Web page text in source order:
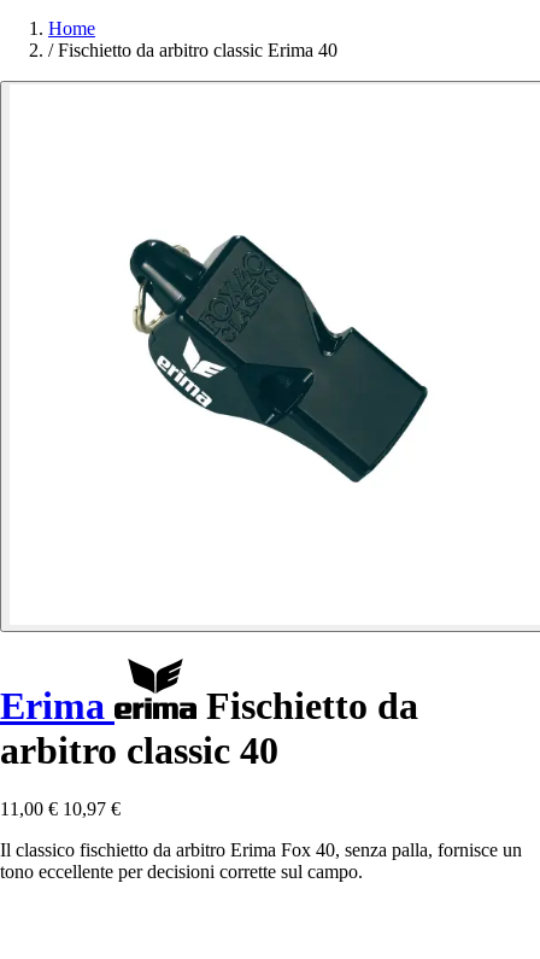
Home
/ Fischietto da arbitro classic Erima 40
Erima
Fischietto da
arbitro classic 40
11,00 € 10,97 €
Il classico fischietto da arbitro Erima Fox 40, senza palla, fornisce un
tono eccellente per decisioni corrette sul campo.